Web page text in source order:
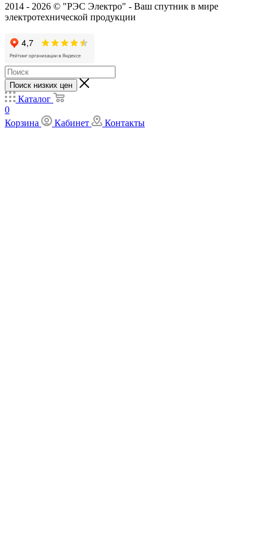
2014 - 2026 © "РЭС Электро" - Ваш спутник в мире
электротехнической продукции
Поиск низких цен
Каталог
0
Корзина
Кабинет Контакты